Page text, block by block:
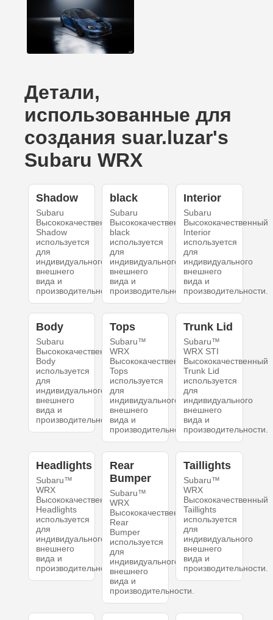
Детали,
использованные для
создания suar.luzar's
Subaru WRX
Shadow
Subaru
Высококачественный
Shadow
используется
для
индивидуального
внешнего
вида и
производительности.
black
Subaru
Высококачественный
black
используется
для
индивидуального
внешнего
вида и
производительности.
Interior
Subaru
Высококачественный
Interior
используется
для
индивидуального
внешнего
вида и
производительности.
Body
Subaru
Высококачественный
Body
используется
для
индивидуального
внешнего
вида и
производительности.
Tops
Subaru™
WRX
Высококачественный
Tops
используется
для
индивидуального
внешнего
вида и
производительности.
Trunk Lid
Subaru™
WRX STI
Высококачественный
Trunk Lid
используется
для
индивидуального
внешнего
вида и
производительности.
Headlights
Subaru™
WRX
Высококачественный
Headlights
используется
для
индивидуального
внешнего
вида и
производительности.
Rear
Bumper
Subaru™
WRX
Высококачественный
Rear
Bumper
используется
для
индивидуального
внешнего
вида и
производительности.
Taillights
Subaru™
WRX
Высококачественный
Taillights
используется
для
индивидуального
внешнего
вида и
производительности.